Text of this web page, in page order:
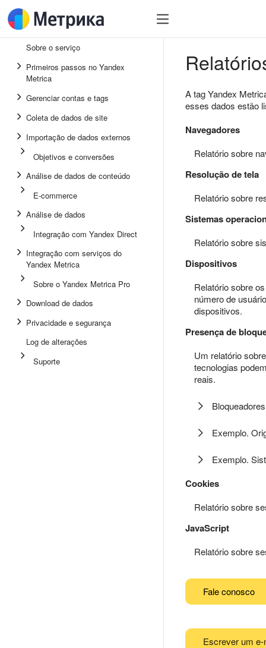
Sobre o serviço
Primeiros passos no Yandex
Metrica
Gerenciar contas e tags
Coleta de dados de site
Importação de dados externos
Objetivos e conversões
Análise de dados de conteúdo
E-commerce
Análise de dados
Integração com Yandex Direct
Integração com serviços do
Yandex Metrica
Sobre o Yandex Metrica Pro
Download de dados
Privacidade e segurança
Log de alterações
Suporte
A tag Yandex
esses dados estão
Navegadores
Relatório sobre
Resolução de tela
Relatório sobre
Sistemas
Relatório sobre
Dispositivos
Relatório sobre
número de
dispositivos.
Presença de
Um relatório
tecnologias
reais.
Exemplo.
Exemplo.
Cookies
Relatório sobre
JavaScript
Relatório sobre
Fale conosco
Escrever um e-